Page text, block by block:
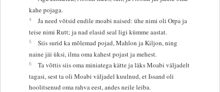
kahe pojaga.
4
Ja need võtsid endile moabi naised: ühe nimi oli Orpa ja
teise nimi Rutt; ja nad elasid seal ligi kümme aastat.
5
Siis surid ka mõlemad pojad, Mahlon ja Kiljon, ning
naine jäi üksi, ilma oma kahest pojast ja mehest.
6
Ta võttis siis oma miniatega kätte ja läks Moabi väljadelt
tagasi, sest ta oli Moabi väljadel kuulnud, et Issand oli
hoolitsenud oma rahva eest, andes neile leiba.